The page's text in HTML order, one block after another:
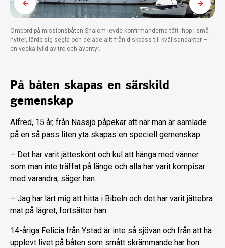
Ombord på missionsbåten Shalom levde konfirmanderna tätt ihop i små
hytter, lärde sig segla och delade allt från diskpass till kvällsandakter –
en vecka fylld av tro och äventyr.
På båten skapas en särskild
gemenskap
Alfred, 15 år, från Nässjö påpekar att när man är samlade
på en så pass liten yta skapas en speciell gemenskap.
– Det har varit jätteskönt och kul att hänga med vänner
som man inte träffat på länge och alla har varit kompisar
med varandra, säger han.
– Jag har lärt mig att hitta i Bibeln och det har varit jättebra
mat på lägret, fortsätter han.
14-åriga Felicia från Ystad är inte så sjövan och från att ha
upplevt livet på båten som smått skrämmande har hon